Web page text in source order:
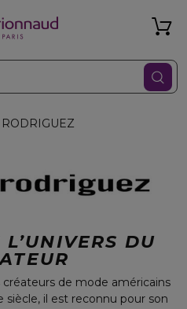
DU
de mode américains
siècle, il est reconnu pour son